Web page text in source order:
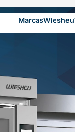
MarcasWiesheu